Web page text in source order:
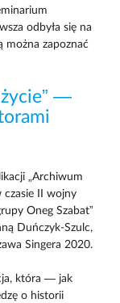
odbyła się na
można zapoznać
życie” —
„Archiwum
czasie II wojny
Oneg Szabat”
Duńczyk-Szulc,
Singera 2020.
która — jak
o historii